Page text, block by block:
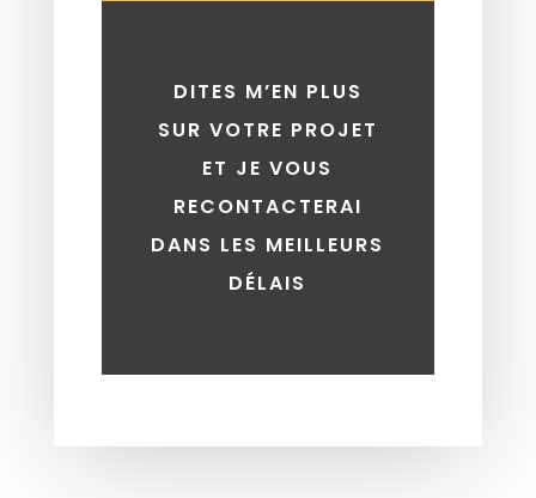
DITES M’EN PLUS
SUR VOTRE PROJET
ET JE VOUS
RECONTACTERAI
DANS LES MEILLEURS
DÉLAIS